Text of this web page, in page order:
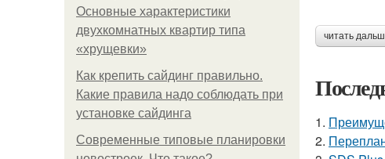
Основные характеристики
двухкомнатных квартир типа
«хрущевки»
Как крепить сайдинг правильно.
Какие правила надо соблюдать при
установке сайдинга
Современные типовые планировки
читать
1.
2.